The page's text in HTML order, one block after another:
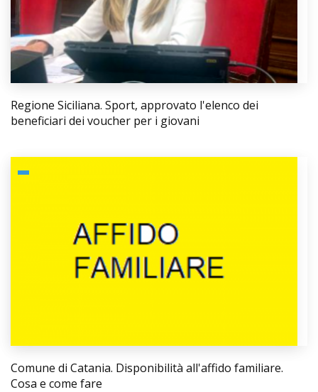
Regione Siciliana. Sport, approvato l'elenco dei
beneficiari dei voucher per i giovani
Comune di Catania. Disponibilità all'affido familiare.
Cosa e come fare